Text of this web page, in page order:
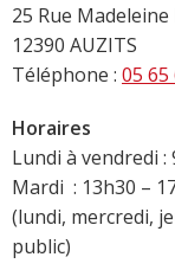
25 Rue
12390 AUZITS
Téléphone : 05 65
Horaires
Lundi à vendredi :
Mardi : 13h30 –
(lundi, mercredi,
public)